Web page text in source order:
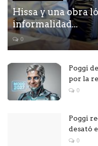
Hissa y una obra
informalidad...
0
Poggi
por la
0
Poggi
desató
0